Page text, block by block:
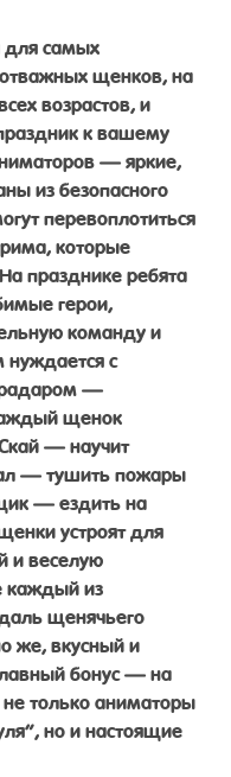
самых
щенков, на
возрастов, и
к вашему
— яркие,
из безопасного
перевоплотиться
которые
празднике ребята
герои,
команду и
нуждается с
радаром —
щенок
— научит
— тушить пожары
— ездить на
устроят для
и веселую
каждый из
щенячьего
же, вкусный и
бонус — на
только аниматоры
но и настоящие